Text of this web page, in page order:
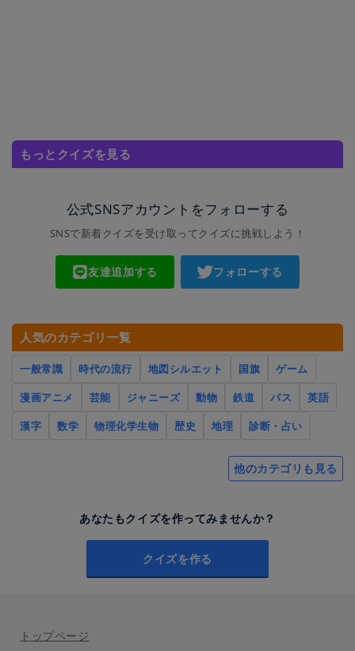
もっとクイズを見る
公式SNSアカウントをフォローする
SNSで新着クイズを受け取ってクイズに挑戦しよう！
友達追加する フォローする
人気のカテゴリ一覧
一般常識 時代の流行 地図シルエット 国旗
ゲーム
漫画アニメ
芸能 ジャニーズ 動物 鉄道 バス
英語
漢字
数学 物理化学生物 歴史 地理 診断・占い
他のカテゴリも見る
あなたもクイズを作ってみませんか？
クイズを作る
トップページ